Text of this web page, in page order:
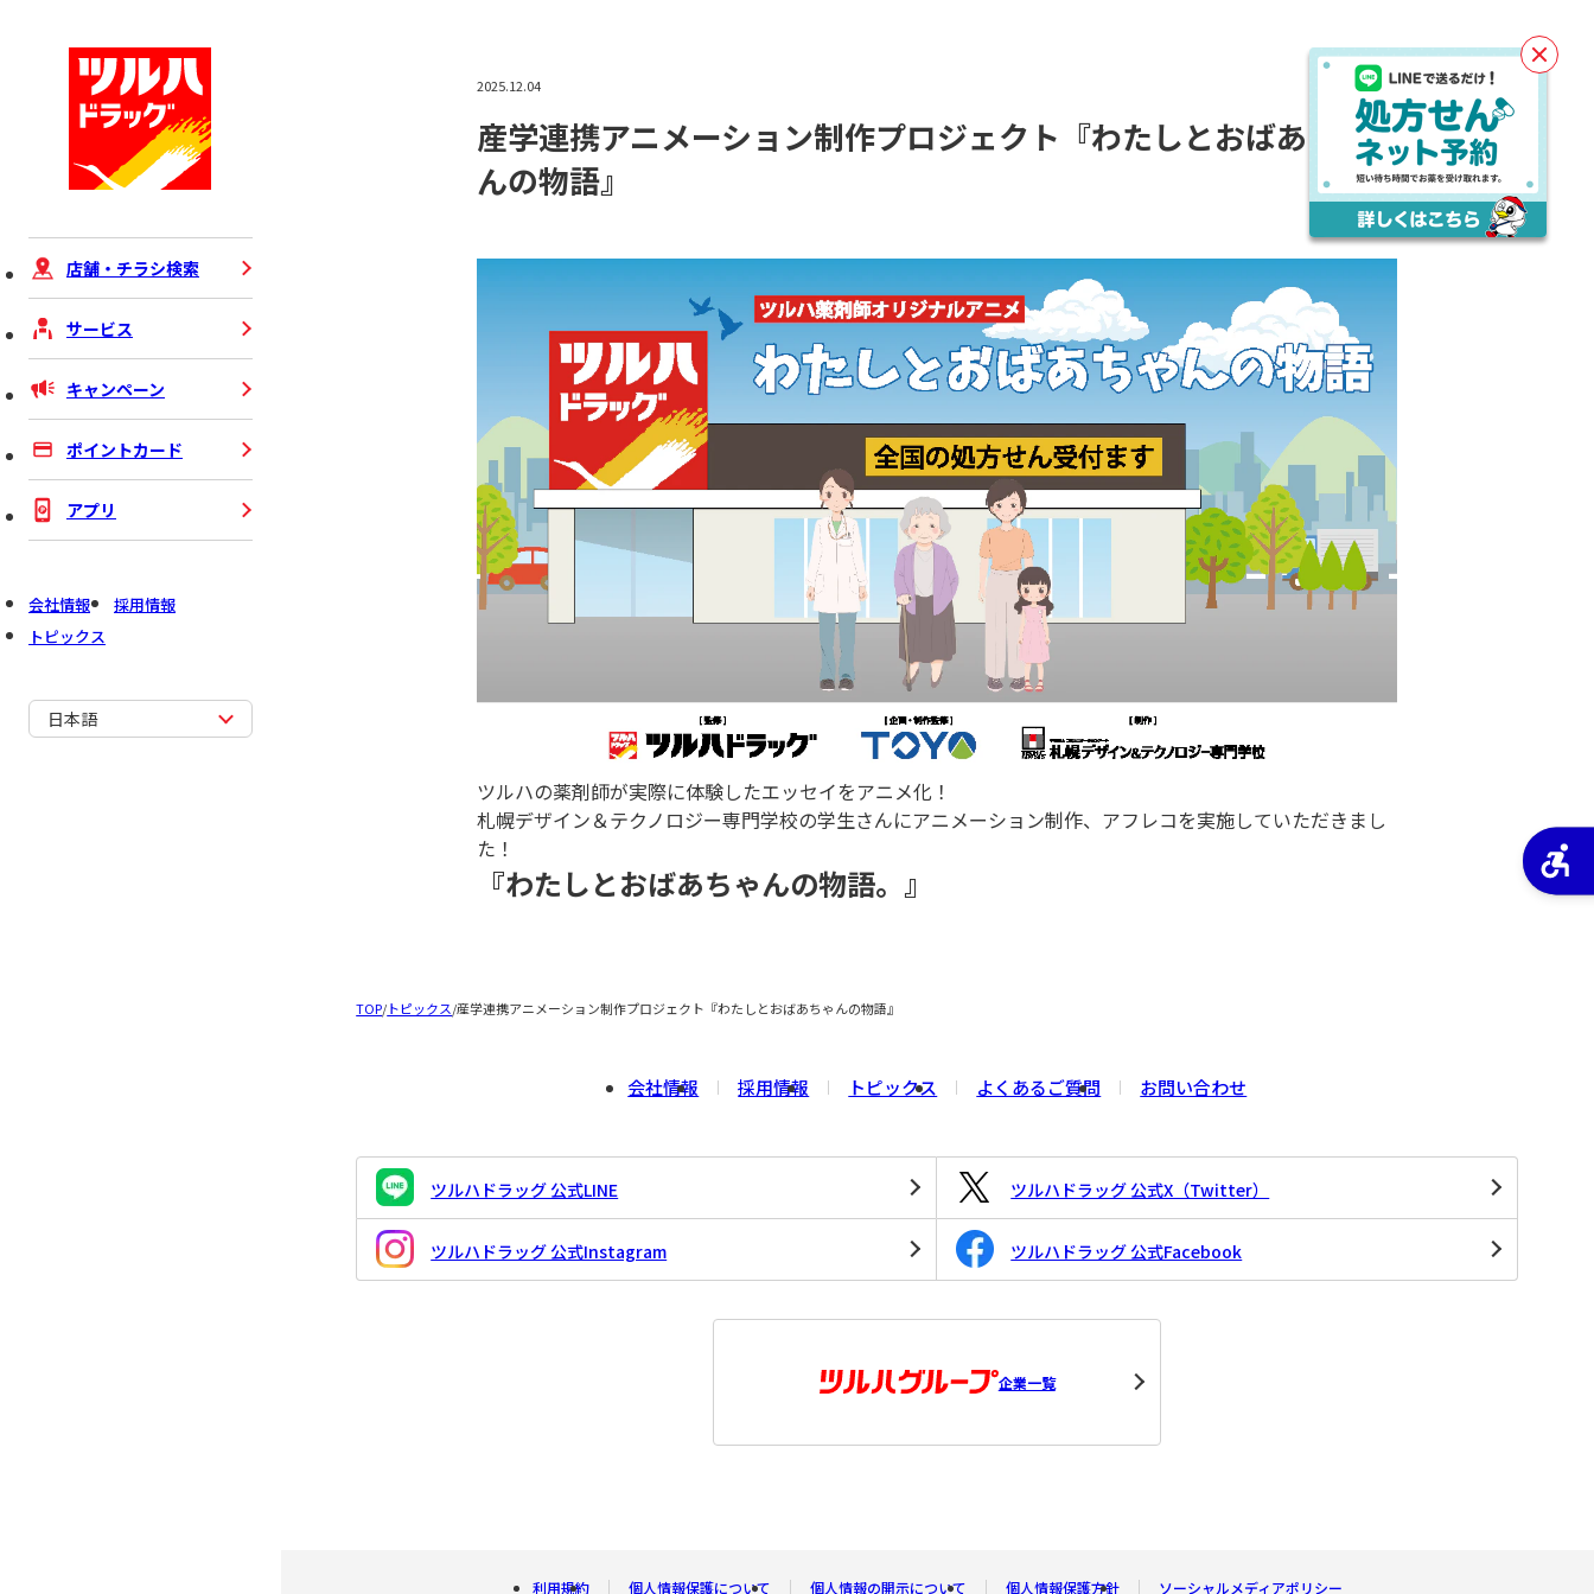
店舗・チラシ検索
サービス
キャンペーン
ポイントカード
アプリ
会社情報
採用情報
トピックス
日本語
2025.12.04
産学連携アニメーション制作プロジェクト『わたしとおばあちゃ
んの物語』
ツルハの薬剤師が実際に体験したエッセイをアニメ化！
札幌デザイン＆テクノロジー専門学校の学生さんにアニメーション制作、アフレコを実施していただきまし
た！
『わたしとおばあちゃんの物語。』
TOP/トピックス/産学連携アニメーション制作プロジェクト『わたしとおばあちゃんの物語』
会社情報 採用情報 トピックス よくあるご質問 お問い合わせ
ツルハドラッグ 公式LINE ツルハドラッグ 公式X（Twitter）
ツルハドラッグ 公式Instagram ツルハドラッグ 公式Facebook
企業一覧
利用規約 個人情報保護について 個人情報の開示について 個人情報保護方針 ソーシャルメディアポリシー
閉